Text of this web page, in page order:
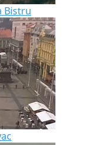
Bistru